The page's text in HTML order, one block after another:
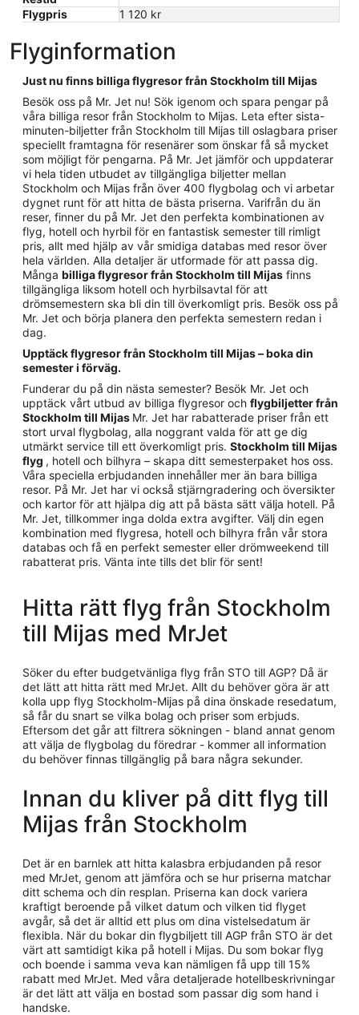
Flygpris
1 120 kr
Flyginformation
Just nu finns billiga flygresor från Stockholm till Mijas
Besök oss på Mr. Jet nu! Sök igenom och spara pengar på
våra billiga resor från Stockholm to Mijas. Leta efter sista-
minuten-biljetter från Stockholm till Mijas till oslagbara priser
speciellt framtagna för resenärer som önskar få så mycket
som möjligt för pengarna. På Mr. Jet jämför och uppdaterar
vi hela tiden utbudet av tillgängliga biljetter mellan
Stockholm och Mijas från över 400 flygbolag och vi arbetar
dygnet runt för att hitta de bästa priserna. Varifrån du än
reser, finner du på Mr. Jet den perfekta kombinationen av
flyg, hotell och hyrbil för en fantastisk semester till rimligt
pris, allt med hjälp av vår smidiga databas med resor över
hela världen. Alla detaljer är utformade för att passa dig.
Många billiga flygresor från Stockholm till Mijas finns
tillgängliga liksom hotell och hyrbilsavtal för att
drömsemestern ska bli din till överkomligt pris. Besök oss på
Mr. Jet och börja planera den perfekta semestern redan i
dag.
Upptäck flygresor från Stockholm till Mijas – boka din
semester i förväg.
Funderar du på din nästa semester? Besök Mr. Jet och
upptäck vårt utbud av billiga flygresor och flygbiljetter från
Stockholm till Mijas Mr. Jet har rabatterade priser från ett
stort urval flygbolag, alla noggrant valda för att ge dig
utmärkt service till ett överkomligt pris. Stockholm till Mijas
flyg , hotell och bilhyra – skapa ditt semesterpaket hos oss.
Våra speciella erbjudanden innehåller mer än bara billiga
resor. På Mr. Jet har vi också stjärngradering och översikter
och kartor för att hjälpa dig att på bästa sätt välja hotell. På
Mr. Jet, tillkommer inga dolda extra avgifter. Välj din egen
kombination med flygresa, hotell och bilhyra från vår stora
databas och få en perfekt semester eller drömweekend till
rabatterat pris. Vänta inte tills det blir för sent!
Hitta rätt flyg från Stockholm
till Mijas med MrJet
Söker du efter budgetvänliga flyg från STO till AGP? Då är
det lätt att hitta rätt med MrJet. Allt du behöver göra är att
kolla upp flyg Stockholm-Mijas på dina önskade resedatum,
så får du snart se vilka bolag och priser som erbjuds.
Eftersom det går att filtrera sökningen - bland annat genom
att välja de flygbolag du föredrar - kommer all information
du behöver finnas tillgänglig på bara några sekunder.
Innan du kliver på ditt flyg till
Mijas från Stockholm
Det är en barnlek att hitta kalasbra erbjudanden på resor
med MrJet, genom att jämföra och se hur priserna matchar
ditt schema och din resplan. Priserna kan dock variera
kraftigt beroende på vilket datum och vilken tid flyget
avgår, så det är alltid ett plus om dina vistelsedatum är
flexibla. När du bokar din flygbiljett till AGP från STO är det
värt att samtidigt kika på hotell i Mijas. Du som bokar flyg
och boende i samma veva kan nämligen få upp till 15%
rabatt med MrJet. Med våra detaljerade hotellbeskrivningar
är det lätt att välja en bostad som passar dig som hand i
handske.